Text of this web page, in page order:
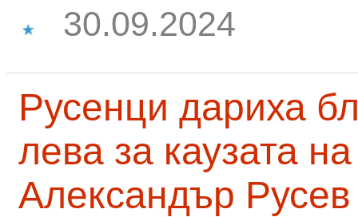
30.09.2024
Русенци дариха
лева за каузата
Александър Русев